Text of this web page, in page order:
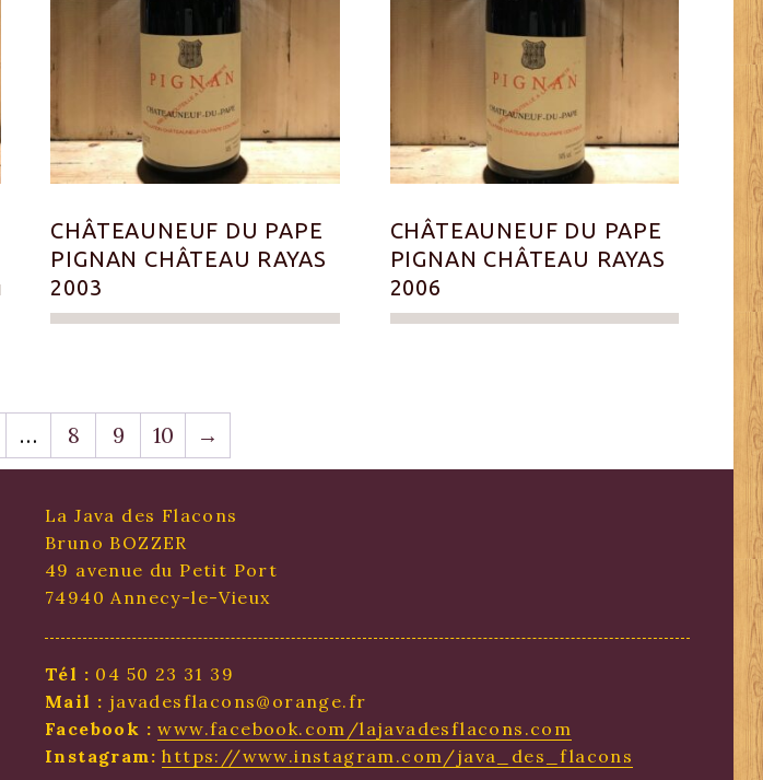
CHÂTEAUNEUF DU PAPE
PIGNAN CHÂTEAU RAYAS
2003
CHÂTEAUNEUF DU PAPE
PIGNAN CHÂTEAU RAYAS
2006
… 8 9 10 →
La Java des Flacons
Bruno BOZZER
49 avenue du Petit Port
74940 Annecy-le-Vieux
Tél : 04 50 23 31 39
Mail : javadesflacons@orange.fr
Facebook : www.facebook.com/lajavadesflacons.com
Instagram: https://www.instagram.com/java_des_flacons